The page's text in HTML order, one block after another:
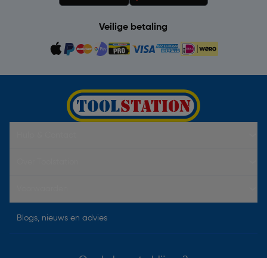
Veilige betaling
Blogs, nieuws en advies